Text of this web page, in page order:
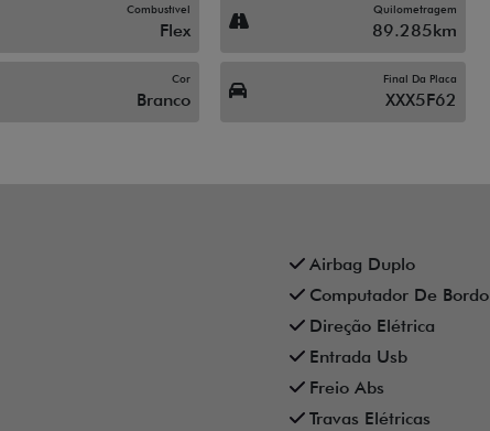
Combustível
Flex
Quilometragem
89.285km
Cor
Branco
Final Da Placa
XXX5F62
Airbag Duplo
Computador De Bordo
Direção Elétrica
Entrada Usb
Freio Abs
Travas Elétricas